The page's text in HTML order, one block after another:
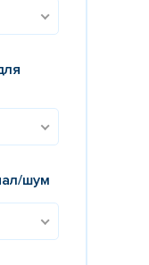
шум